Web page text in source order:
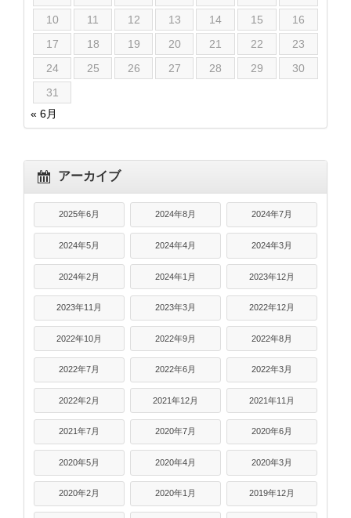
10
11 12 13 14 15
16
17
18 19 20 21 22
23
24
25 26 27 28 29
30
31
« 6月
アーカイブ
2025年6月 2024年8月 2024年7月
2024年5月 2024年4月 2024年3月
2024年2月 2024年1月 2023年12月
2023年11月 2023年3月 2022年12月
2022年10月 2022年9月 2022年8月
2022年7月 2022年6月 2022年3月
2022年2月 2021年12月 2021年11月
2021年7月 2020年7月 2020年6月
2020年5月 2020年4月 2020年3月
2020年2月 2020年1月 2019年12月